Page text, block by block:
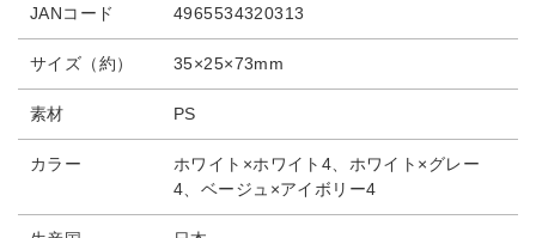
JANコード 4965534320313
サイズ（約） 35×25×73mm
素材 PS
カラー
ホワイト×ホワイト4、ホワイト×グレー
4、ベージュ×アイボリー4